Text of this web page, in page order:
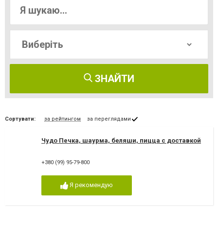
ЗНАЙТИ
Сортувати: за рейтингом за переглядами
Чудо Печка, шаурма, беляши, пицца с доставкой
+380 (99) 95-79-800
Я рекомендую